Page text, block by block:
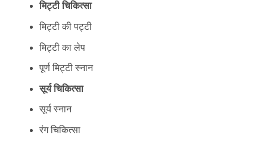
मिट्टी चिकित्सा
मिट्टी की पट्टी
मिट्टी का लेप
पूर्ण मिट्टी स्नान
सूर्य चिकित्सा
सूर्य स्नान
रंग चिकित्सा